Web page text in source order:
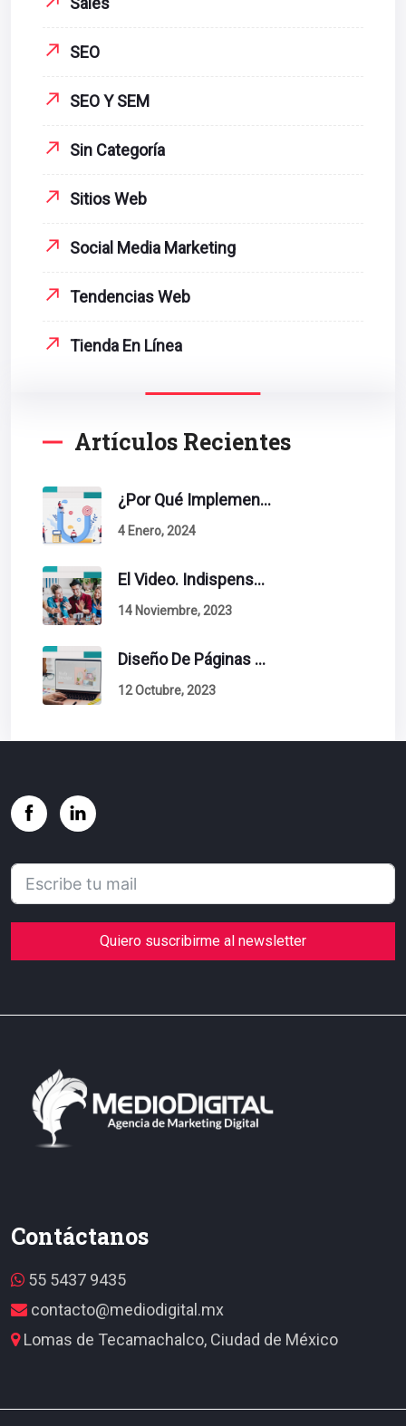
SEO
SEO Y SEM
Sin Categoría
Sitios Web
Social Media Marketing
Tendencias Web
Tienda En Línea
Artículos Recientes
¿Por Qué Implementar La Metodología Inbound Marketing En Tu Empresa?
4 Enero, 2024
El Video. Indispensable En Tu Estrategia De Contenidos.
14 Noviembre, 2023
Diseño De Páginas Web. Esto Debe Tener Un Sitio Exitoso.
12 Octubre, 2023
Quiero suscribirme al newsletter
Contáctanos
55 5437 9435
contacto@mediodigital.mx
Lomas de Tecamachalco, Ciudad de México